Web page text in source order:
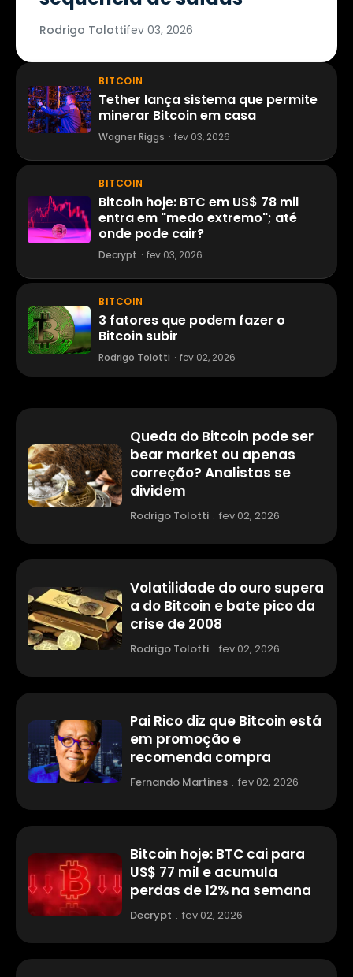
Rodrigo Tolottifev 03, 2026
BITCOIN
Tether lança sistema que permite
minerar Bitcoin em casa
Wagner Riggs · fev 03, 2026
BITCOIN
Bitcoin hoje: BTC em US$ 78 mil
entra em "medo extremo"; até
onde pode cair?
Decrypt · fev 03, 2026
BITCOIN
3 fatores que podem fazer o
Bitcoin subir
Rodrigo Tolotti · fev 02, 2026
Queda do Bitcoin pode ser
bear market ou apenas
correção? Analistas se
dividem
Rodrigo Tolotti . fev 02, 2026
Volatilidade do ouro supera
a do Bitcoin e bate pico da
crise de 2008
Rodrigo Tolotti . fev 02, 2026
Pai Rico diz que Bitcoin está
em promoção e
recomenda compra
Fernando Martines . fev 02, 2026
Bitcoin hoje: BTC cai para
US$ 77 mil e acumula
perdas de 12% na semana
Decrypt . fev 02, 2026